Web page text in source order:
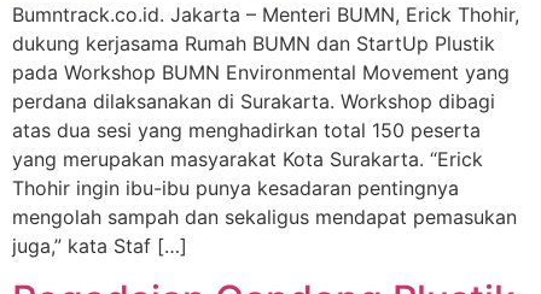
Bumntrack.co.id. Jakarta – Menteri BUMN, Erick Thohir,
dukung kerjasama Rumah BUMN dan StartUp Plustik
pada Workshop BUMN Environmental Movement yang
perdana dilaksanakan di Surakarta. Workshop dibagi
atas dua sesi yang menghadirkan total 150 peserta
yang merupakan masyarakat Kota Surakarta. “Erick
Thohir ingin ibu-ibu punya kesadaran pentingnya
mengolah sampah dan sekaligus mendapat pemasukan
juga,” kata Staf […]